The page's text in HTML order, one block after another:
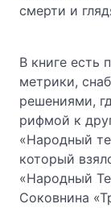
смерти и
В книге есть
метрики,
решениями,
рифмой к
«Народный
который
«Народный
Соковнина